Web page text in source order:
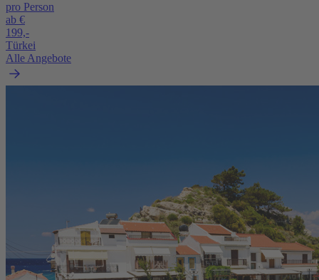
pro Person
ab €
199,-
Türkei
Alle Angebote